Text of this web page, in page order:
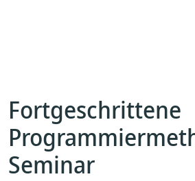
Fortgeschrittene
Seminar